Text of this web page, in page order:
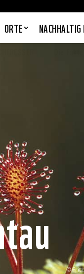
ORTE
uns
Deine